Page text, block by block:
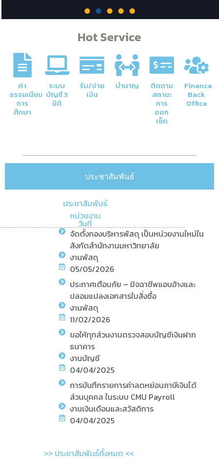
ภารกิจหลักของกองคลัง
การจัดการด้านการเงินและบัญชีของ
Click Here
Hot Service
ค่า
ธรรมเนียม
การ
ศึกษา
ระบบ
บัญชี 3
มิติ
รับ/จ่าย
เงิน
บำนาญ ติดตาม
สถานะ
การ
ออก
เช็ค
Finance
Back
Office
ประชาสัมพันธ์
ประชาสัมพันธ์
หน่วยงาน
วันที่
จัดตั้งกองบริหารพัสดุ เป็นหน่วยงานใหม่ใน
สังกัดสำนักงานมหาวิทยาลัย
งานพัสดุ
05/05/2026
ประกาศเตือนภัย – มิจฉาชีพแอบอ้างและ
ปลอมแปลงเอกสารใบสั่งซื้อ
งานพัสดุ
11/02/2026
ขอให้ทุกส่วนงานตรวจสอบบัญชีเงินฝาก
ธนาคาร
งานบัญชี
04/04/2025
การบันทึกรายการค่าลดหย่อนภาษีเงินได้
ส่วนบุคคล ในระบบ CMU Payroll
งานเงินเดือนและสวัสดิการ
04/04/2025
>> ประชาสัมพันธ์ทั้งหมด <<